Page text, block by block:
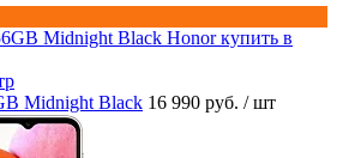
Midnight Black 16 990 руб. / шт